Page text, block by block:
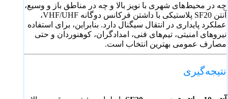
چه در محیط‌های شهری با نویز بالا و چه در مناطق باز و وسیع،
آنتن SF20 پلاستیکی با داشتن فرکانس دوگانه VHF/UHF،
عملکرد پایداری در انتقال سیگنال دارد. بنابراین، برای استفاده
نیروهای امنیتی، تیم‌های فنی، امدادگران، کوهنوردان و حتی
مصارف عمومی بهترین انتخاب است.
نتیجه‌گیری